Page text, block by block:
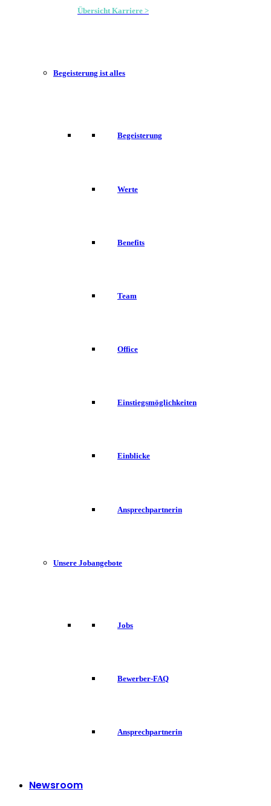
Übersicht Karriere >
Begeisterung ist alles
Begeisterung
Werte
Benefits
Team
Office
Einstiegsmöglichkeiten
Einblicke
Ansprechpartnerin
Unsere Jobangebote
Jobs
Bewerber-FAQ
Ansprechpartnerin
Newsroom